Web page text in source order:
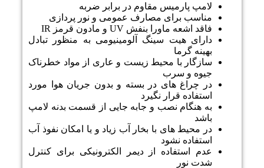
لامپ پارمیس مقاوم در برابر ضربه
مناسب برای مصارف عمومی و نور پردازی
فاقد اشعه ماورا بنفش UV و مادون قرمز IR
دارای هیت سینگ آلومینیومی به منظور تبادل
بهینه گرما
سازگار با محیط زیست و عاری از مواد خطرناک
جیوه و سرب
در چراغ های در بسته و بدون جریان هوا مورد
استفاده قرار نگیرد
به هنگام نصب و جابه جایی از قسمت بدنه لامپ
باشد
در محیط های با بخار آب زیاد و یا امکان نفوذ آب
استفاده نشود
عدم استفاده از دیمر الکترونیکی برای کنترل
شدت نور